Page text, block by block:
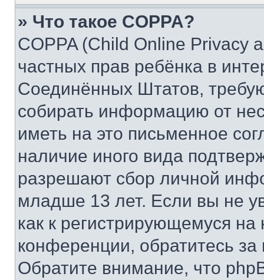
» Что такое COPPA?
COPPA (Child Online Privacy
частных прав ребёнка в
Соединённых Штатов,
собирать информацию от
иметь на это письменное
наличие иного вида
разрешают сбор личной
младше 13 лет. Если вы не
как к регистрирующемуся
конференции, обратитесь
Обратите внимание, что